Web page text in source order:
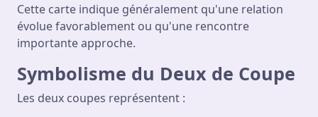
Cette carte indique généralement qu'une relation
évolue favorablement ou qu'une rencontre
importante approche.
Symbolisme du Deux de Coupe
Les deux coupes représentent :